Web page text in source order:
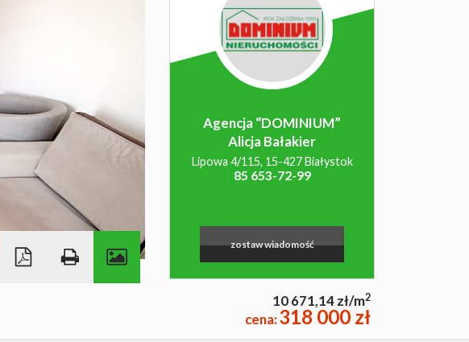
Agencja “DOMINIUM”
Alicja Bałakier
Lipowa 4/115, 15-427 Białystok
85 653-72-99
zostaw wiadomość
10 671,14 zł/m2
cena:318 000 zł